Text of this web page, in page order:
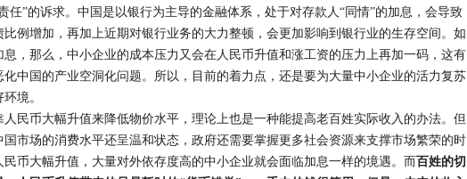
任”的诉求。中国是以银行为主导的金融体系，处于对存款人“同情”的加息，会导致
比例增加，再加上近期对银行业务的大力整顿，会更加影响到银行业的生存空间。如
息，那么，中小企业的成本压力又会在人民币升值和涨工资的压力上再加一码，这有
化中国的产业空洞化问题。所以，目前的着力点，还是要为大量中小企业的活力复苏
境。
币大幅升值来降低物价水平，理论上也是一种能提高老百姓实际收入的办法。但
国市场的消费水平还呈温和状态，政府还需要掌握更多社会资源来支撑市场繁荣的时
民币大幅升值，大量对外依存度高的中小企业就会面临加息一样的境遇。而百姓的切